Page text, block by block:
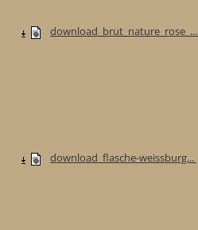
download_brut_nature_rose_...
download_flasche-weissburg...